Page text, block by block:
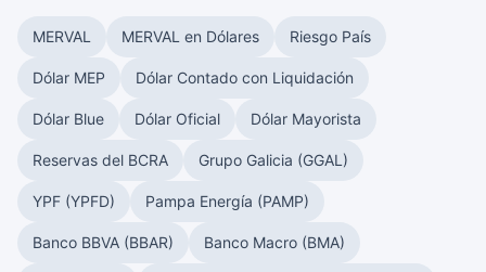
MERVAL MERVAL en Dólares Riesgo País
Dólar MEP Dólar Contado con Liquidación
Dólar Blue Dólar Oficial Dólar Mayorista
Reservas del BCRA Grupo Galicia (GGAL)
YPF (YPFD) Pampa Energía (PAMP)
Banco BBVA (BBAR) Banco Macro (BMA)